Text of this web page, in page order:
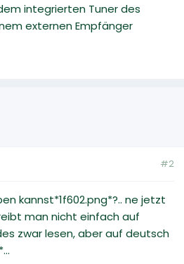
integrierten Tuner des
externen Empfänger
#2
kannst*1f602.png*?.. ne jetzt
man nicht einfach auf
zwar lesen, aber auf deutsch